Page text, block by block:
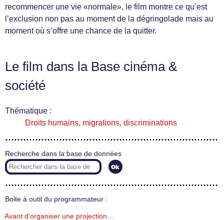
recommencer une vie «normale», le film montre ce qu’est
l’exclusion non pas au moment de la dégringolade mais au
moment où s’offre une chance de la quitter.
Le film dans la Base cinéma &
société
Thématique :
Droits humains, migrations, discriminations
Recherche dans la base de données
Boite à outil du programmateur :
Avant d’organiser une projection…